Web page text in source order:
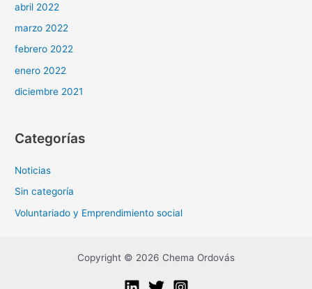
abril 2022
marzo 2022
febrero 2022
enero 2022
diciembre 2021
Categorías
Noticias
Sin categoría
Voluntariado y Emprendimiento social
Copyright © 2026 Chema Ordovás